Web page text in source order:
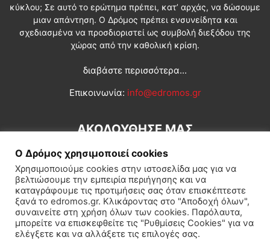
κύκλου; Σε αυτό το ερώτημα πρέπει, κατ’ αρχάς, να δώσουμε
μιαν απάντηση. Ο Δρόμος πρέπει ενσυνείδητα και
σχεδιασμένα να προσδιοριστεί ως συμβολή διεξόδου της
χώρας από την καθολική κρίση.
διαβάστε περισσότερα...
Επικοινωνία: info@edromos.gr
ΑΚΟΛΟΥΘΗΣΕ ΜΑΣ
Εγγραφή συνδρομητή Πολιτική Διεθνή Κοινωνία
Πολιτισμός Αφιερώματα
Ο Δρόμος χρησιμοποιεί cookies
Χρησιμοποιούμε cookies στην ιστοσελίδα μας για να
βελτιώσουμε την εμπειρία περιήγησης και να
καταγράφουμε τις προτιμήσεις σας όταν επισκέπτεστε
ξανά το edromos.gr. Κλικάροντας στο "Αποδοχή όλων",
συναινείτε στη χρήση όλων των cookies. Παρόλαυτα,
μπορείτε να επισκεφθείτε τις "Ρυθμίσεις Cookies" για να
ελέγξετε και να αλλάξετε τις επιλογές σας.